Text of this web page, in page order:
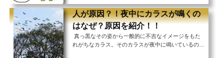
ったりと...
はありませんか？ 高齢者の方にはよくある症状のよ
うですが、まだ30代の若い世代の方でもそういった
経験をする方が少なくないそう。 頻繁に目を覚ます
とゆっくりと身体を休めることができずに、日中の活
動に支障をきたしてしまう可能性もあります。 トイ
レに起きて、そこからすぐに寝付くことができなくな
人が原因？！夜中にカラスが鳴くの
はなぜ？原因を紹介！！
真っ黒なその姿から一般的に不吉なイメージをもた
れがちなカラス。そのカラスが夜中に鳴いているのを